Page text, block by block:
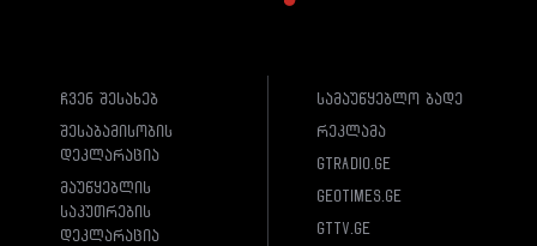
ჩვენ შესახებ
შესაბამისობის
დეკლარაცია
მაუწყებლის
საკუთრების
დეკლარაცია
სამაუწყებლო ბადე
რეკლამა
gtradio.ge
geotimes.ge
gttv.ge